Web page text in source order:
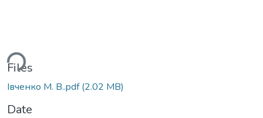
Files
Івченко М. В..pdf(2.02 MB)
Date